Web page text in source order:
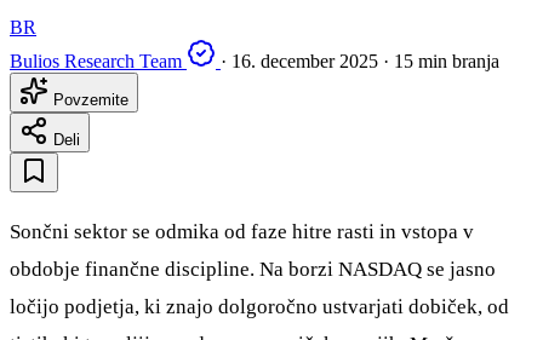
BR
Bulios Research Team
· 16. december 2025 · 15 min branja
Povzemite
Deli
Sončni sektor se odmika od faze hitre rasti in vstopa v
obdobje finančne discipline. Na borzi NASDAQ se jasno
ločijo podjetja, ki znajo dolgoročno ustvarjati dobiček, od